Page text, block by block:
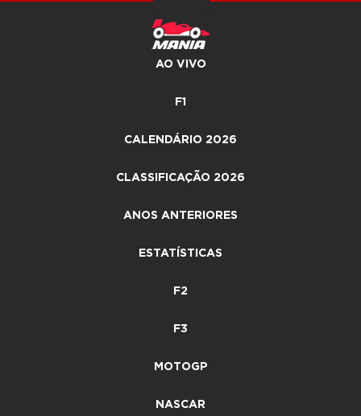
AO VIVO
F1
CALENDÁRIO 2026
CLASSIFICAÇÃO 2026
ANOS ANTERIORES
ESTATÍSTICAS
F2
F3
MOTOGP
NASCAR